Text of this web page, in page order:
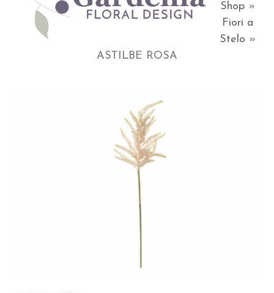
menu
menu
Shop»
Fiori a
Stelo »
ASTILBE ROSA